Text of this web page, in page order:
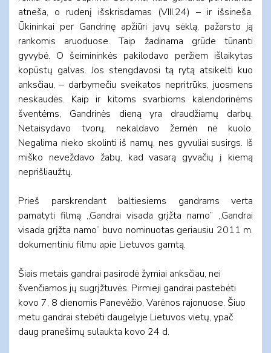
atneša, o rudenį išskrisdamas (VIII.24) – ir išsineša.
Ūkininkai per Gandrinę apžiūri javų sėklą, pažarsto ją
rankomis aruoduose. Taip žadinama grūde tūnanti
gyvybė. O šeimininkės pakilodavo peržiem išlaikytas
kopūstų galvas. Jos stengdavosi tą rytą atsikelti kuo
anksčiau, – darbymečiu sveikatos nepritrūks, juosmens
neskaudės. Kaip ir kitoms svarbioms kalendorinėms
šventėms, Gandrinės dieną yra draudžiamų darbų.
Netaisydavo tvorų, nekaldavo žemėn nė kuolo.
Negalima nieko skolinti iš namų, nes gyvuliai susirgs. Iš
miško neveždavo žabų, kad vasarą gyvačių į kiemą
neprišliaužtų.
Prieš parskrendant baltiesiems gandrams verta
pamatyti filmą „Gandrai visada grįžta namo” „Gandrai
visada grįžta namo” buvo nominuotas geriausiu 2011 m.
dokumentiniu filmu apie Lietuvos gamtą.
Šiais metais gandrai pasirodė žymiai anksčiau, nei
švenčiamos jų sugrįžtuvės. Pirmieji gandrai pastebėti
kovo 7, 8 dienomis Panevėžio, Varėnos rajonuose. Šiuo
metu gandrai stebėti daugelyje Lietuvos vietų, ypač
daug pranešimų sulaukta kovo 24 d.